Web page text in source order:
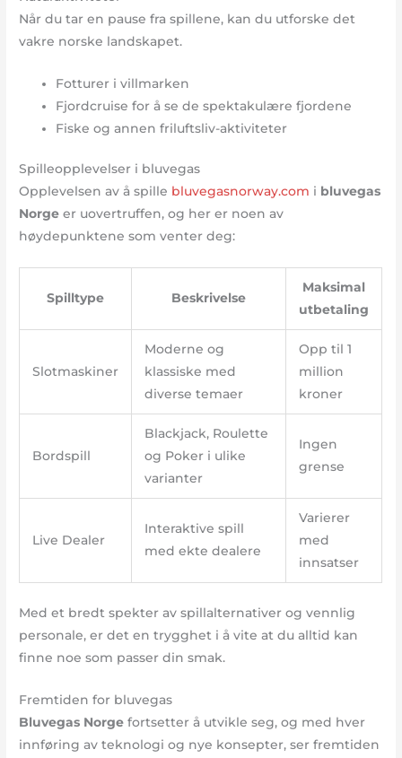
Når du tar en pause fra spillene, kan du utforske det
vakre norske landskapet.
Fotturer i villmarken
Fjordcruise for å se de spektakulære fjordene
Fiske og annen friluftsliv-aktiviteter
Spilleopplevelser i bluvegas
Opplevelsen av å spille bluvegasnorway.com i bluvegas
Norge er uovertruffen, og her er noen av
høydepunktene som venter deg:
Spilltype Beskrivelse
Maksimal
utbetaling
Slotmaskiner
Moderne og
klassiske med
diverse temaer
Opp til 1
million
kroner
Bordspill
Blackjack, Roulette
og Poker i ulike
varianter
Ingen
grense
Live Dealer
Interaktive spill
med ekte dealere
Varierer
med
innsatser
Med et bredt spekter av spillalternativer og vennlig
personale, er det en trygghet i å vite at du alltid kan
finne noe som passer din smak.
Fremtiden for bluvegas
Bluvegas Norge fortsetter å utvikle seg, og med hver
innføring av teknologi og nye konsepter, ser fremtiden